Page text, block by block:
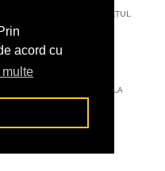
acord cu
MOLDOVENESC, JUDEȚUL
TRIMITEȚI-NE UN EMAIL LA